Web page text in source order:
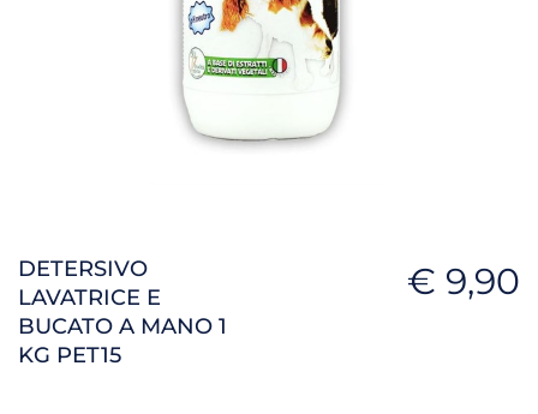
DETERSIVO
LAVATRICE E
BUCATO A MANO 1
KG PET15
€ 9,90